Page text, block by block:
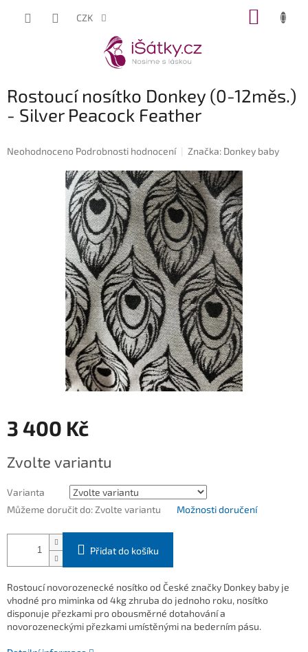
CZK
Rostoucí nosítko Donkey (0-12měs.)
- Silver Peacock Feather
Průměrné
Neohodnoceno Podrobnosti hodnocení Značka: Donkey baby
3 400 Kč
cena:
Zvolte variantu
Varianta
Můžeme doručit do: Zvolte variantu Možnosti doručení
Přidat do košíku
Rostoucí novorozenecké nosítko od České značky Donkey baby je
vhodné pro miminka od 4kg zhruba do jednoho roku, nosítko
disponuje přezkami pro obousměrné dotahování a
novorozeneckými přezkami umístěnými na bederním pásu.